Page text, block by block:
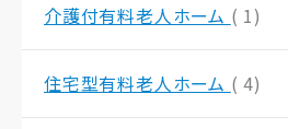
介護付有料老人ホーム ( 1)
住宅型有料老人ホーム ( 4)